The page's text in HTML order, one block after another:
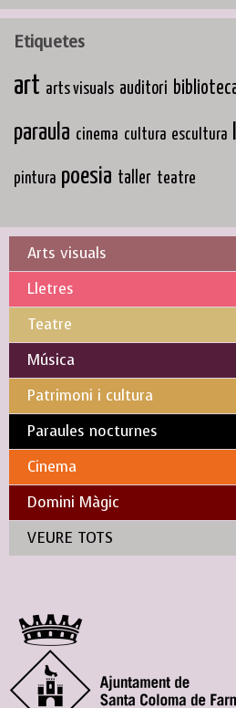
Etiquetes
art arts visuals auditori
paraula cinema cultura escultura
pintura poesia taller teatre
Arts visuals
Lletres
Teatre
Música
Patrimoni i cultura
Paraules nocturnes
Cinema
Domini Màgic
VEURE TOTS